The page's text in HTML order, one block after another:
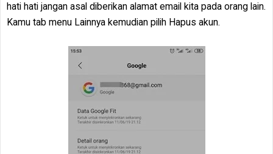
hati hati jangan asal diberikan alamat email kita pada orang lain.
Kamu tab menu Lainnya kemudian pilih Hapus akun.